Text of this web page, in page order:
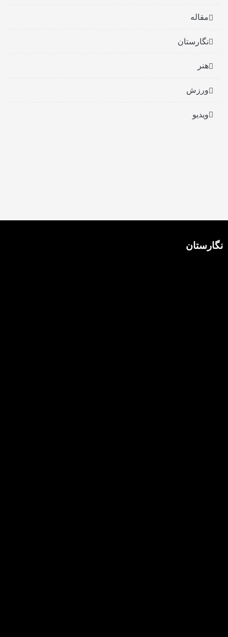
مقاله
نگارستان
هنر
ورزش
ویدیو
نگارستان